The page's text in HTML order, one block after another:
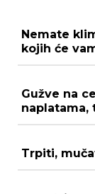
Nemate
kojih će
Gužve na
naplatama,
Trpiti,